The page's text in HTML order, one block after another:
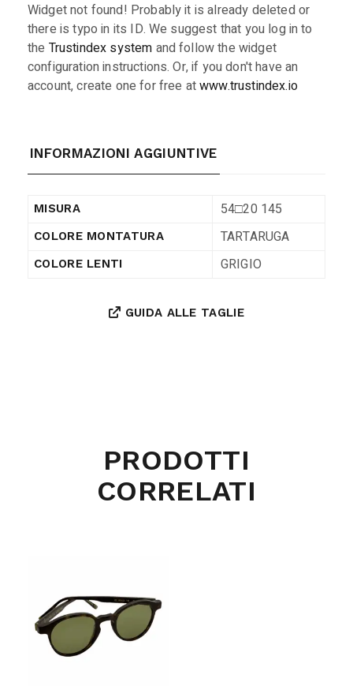
Widget not found! Probably it is already deleted or
there is typo in its ID. We suggest that you log in to
the Trustindex system and follow the widget
configuration instructions. Or, if you don't have an
account, create one for free atwww.trustindex.io
INFORMAZIONI AGGIUNTIVE
MISURA 54□20 145
COLORE MONTATURA TARTARUGA
COLORE LENTI GRIGIO
GUIDA ALLE TAGLIE
PRODOTTI
CORRELATI